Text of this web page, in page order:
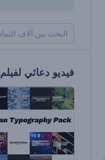
فيديو دعائي لفيلم